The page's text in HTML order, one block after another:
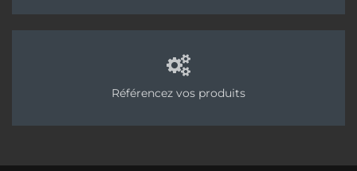
Référencez vos produits